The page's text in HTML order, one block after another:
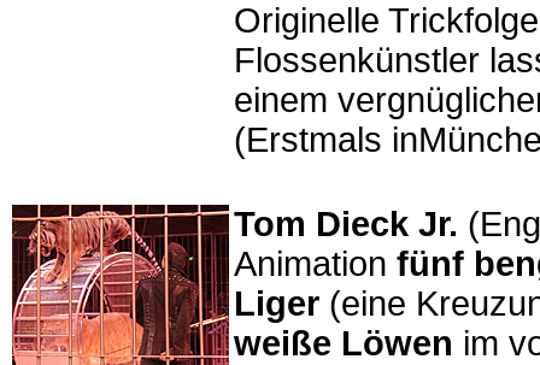
Originelle
Flossenkünstler
einem
(Erstmals
Tom Dieck Jr.
Animation fünf
Liger (eine
weiße Löwen im